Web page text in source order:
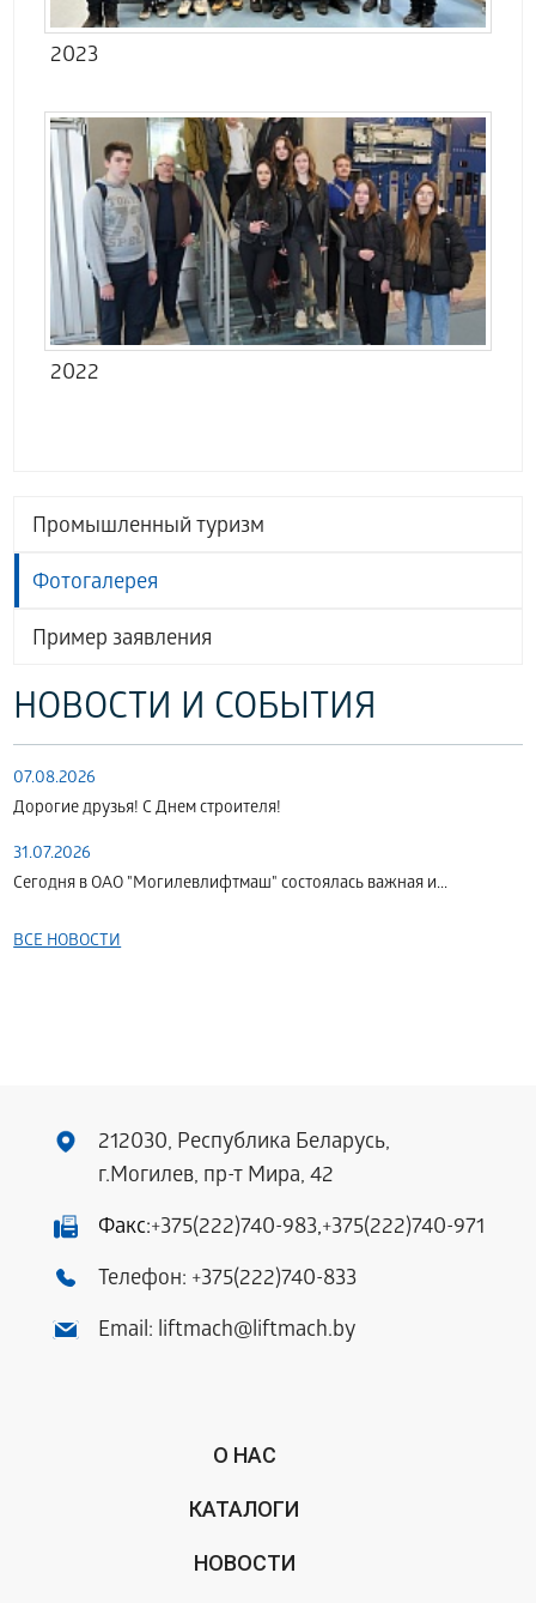
Промышленный туризм
Фотогалерея
Пример заявления
НОВОСТИ И СОБЫТИЯ
07.08.2026
Дорогие друзья! С Днем строителя!
31.07.2026
Сегодня в ОАО "Могилевлифтмаш" состоялась важная и...
ВСЕ НОВОСТИ
2023
2022
212030, Республика Беларусь,
г.Могилев, пр-т Мира, 42
Факс:+375(222)740-983,+375(222)740-971
Телефон: +375(222)740-833
Email: liftmach@liftmach.by
О НАС
КАТАЛОГИ
НОВОСТИ